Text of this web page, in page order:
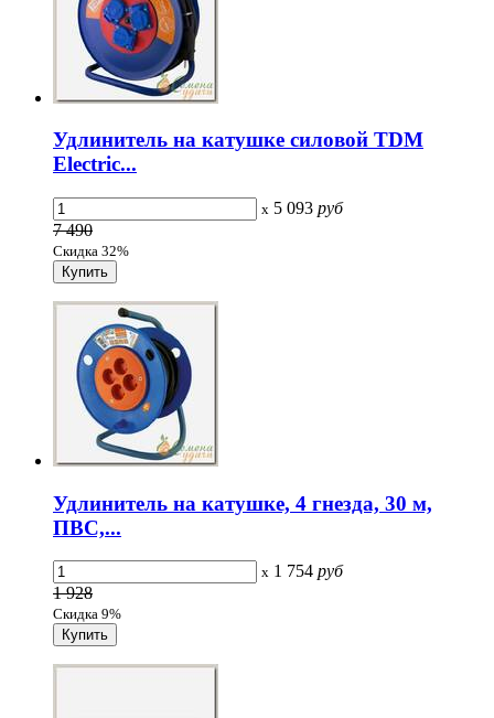
Удлинитель на катушке силовой TDM
Electric...
x 5 093 руб
7 490
Скидка 32%
Удлинитель на катушке, 4 гнезда, 30 м,
ПВС,...
x 1 754 руб
1 928
Скидка 9%